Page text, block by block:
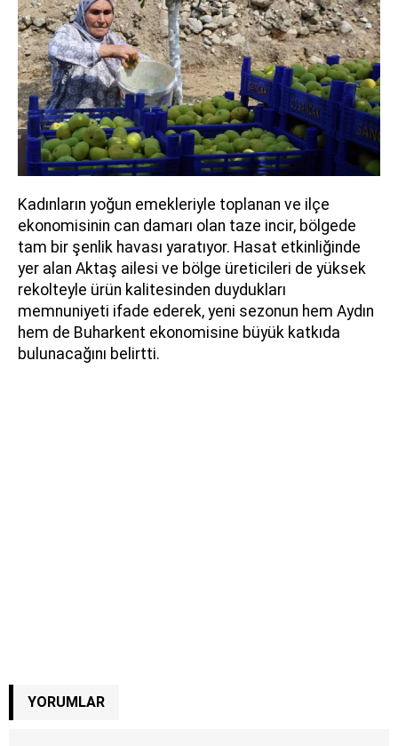
Kadınların yoğun emekleriyle toplanan ve ilçe
ekonomisinin can damarı olan taze incir, bölgede
tam bir şenlik havası yaratıyor. Hasat etkinliğinde
yer alan Aktaş ailesi ve bölge üreticileri de yüksek
rekolteyle ürün kalitesinden duydukları
memnuniyeti ifade ederek, yeni sezonun hem Aydın
hem de Buharkent ekonomisine büyük katkıda
bulunacağını belirtti.
YORUMLAR